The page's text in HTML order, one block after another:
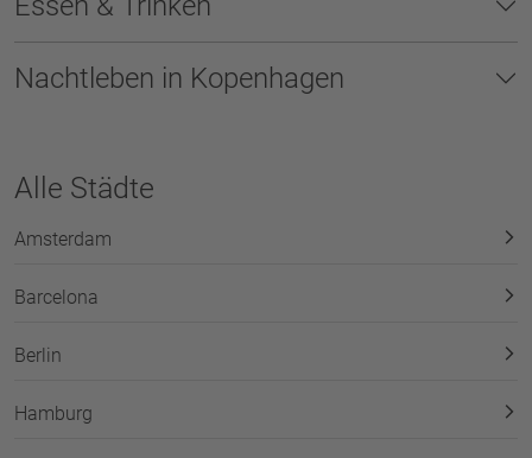
Nachtleben in Kopenhagen
Alle Städte
Amsterdam
Barcelona
Berlin
Hamburg